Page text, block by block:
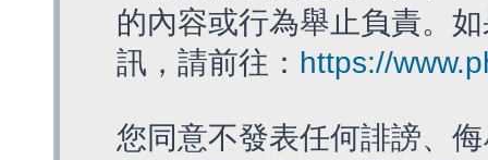
的內容或行為舉止負責。
訊，請前往： https://
您同意不發表任何誹謗、